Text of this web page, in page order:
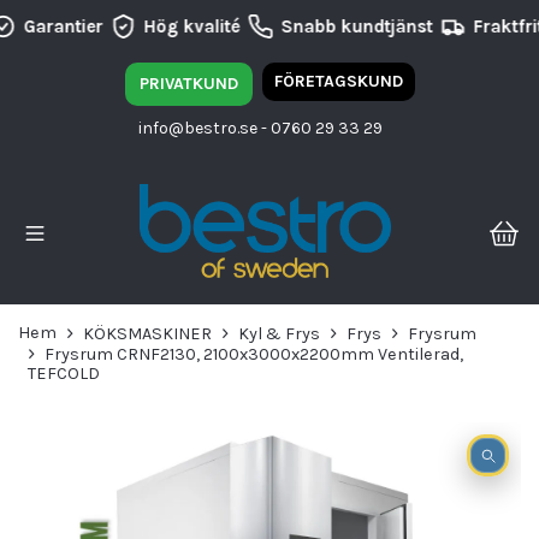
Garantier Hög kvalité Snabb kundtjänst
PRIVATKUND FÖRETAGSKUND
info@bestro.se- 0760 29 33 29
Hem KÖKSMASKINER Kyl & Frys Frys
Frysrum
Frysrum CRNF2130, 2100x3000x2200mm Ventilerad,
TEFCOLD